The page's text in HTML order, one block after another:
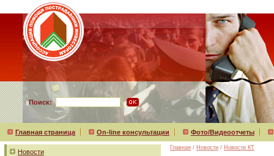
Поиск:
Главная страница On-line консультации Фото/Видеоотчеты
Новости
Главная / Новости / Новости КТ